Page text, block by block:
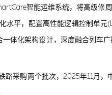
智能运维系统，将高级修
平，配置高性能逻辑控制单元
体化架构设计，深度融合列车
采购两个批次，2025年11月，